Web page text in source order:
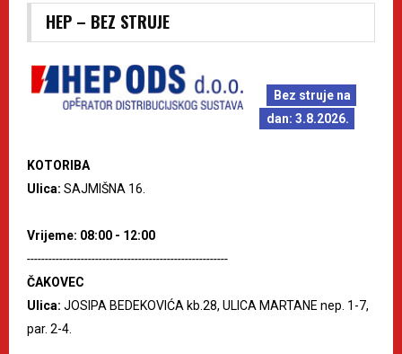
HEP – BEZ STRUJE
Bez struje na
dan: 3.8.2026.
KOTORIBA
Ulica: SAJMIŠNA 16.
Vrijeme: 08:00 - 12:00
--------------------------------------------------------
ČAKOVEC
Ulica: JOSIPA BEDEKOVIĆA kb.28, ULICA MARTANE nep. 1-7,
par. 2-4.